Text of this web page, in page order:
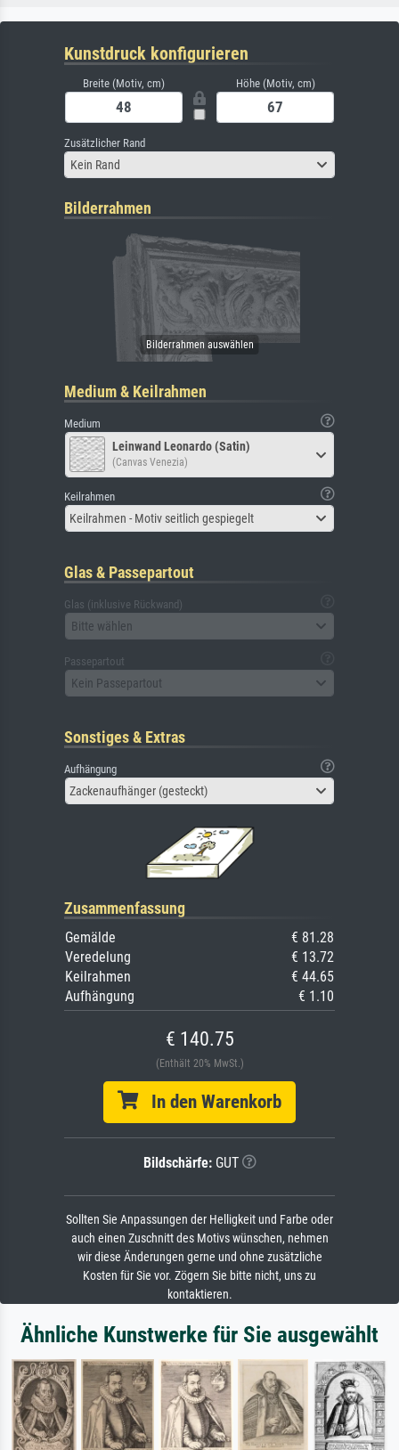
Kunstdruck konfigurieren
Breite (Motiv, cm) Höhe (Motiv, cm)
Zusätzlicher Rand
Kein Rand
Bilderrahmen
Medium & Keilrahmen
Medium
Leinwand Leonardo (Satin)
(Canvas Venezia)
Keilrahmen
Keilrahmen - Motiv seitlich gespiegelt
Glas & Passepartout
Glas (inklusive Rückwand)
Bitte wählen
Passepartout
Kein Passepartout
Sonstiges & Extras
Aufhängung
Zackenaufhänger (gesteckt)
Zusammenfassung
Gemälde
€ 81.28
Veredelung
€ 13.72
Keilrahmen
€ 44.65
Aufhängung
€ 1.10
€ 140.75
(Enthält 20% MwSt.)
In den Warenkorb
Bildschärfe:GUT
Sollten Sie Anpassungen der Helligkeit und Farbe oder
auch einen Zuschnitt des Motivs wünschen, nehmen
wir diese Änderungen gerne und ohne zusätzliche
Kosten für Sie vor. Zögern Sie bitte nicht, uns zu
kontaktieren.
Ähnliche Kunstwerke für Sie ausgewählt